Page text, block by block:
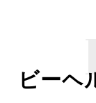
ビーヘ